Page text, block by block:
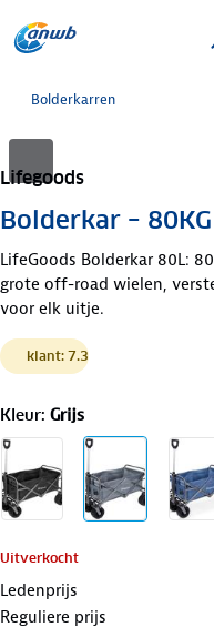
Bolderkarren
Lifegoods
Bolderkar –
LifeGoods Bolderkar 80L:
grote off-road wielen,
voor elk uitje.
klant: 7.3
Kleur: Grijs
Uitverkocht
Ledenprijs
Reguliere prijs